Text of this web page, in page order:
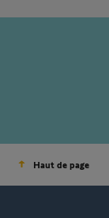
Haut de page